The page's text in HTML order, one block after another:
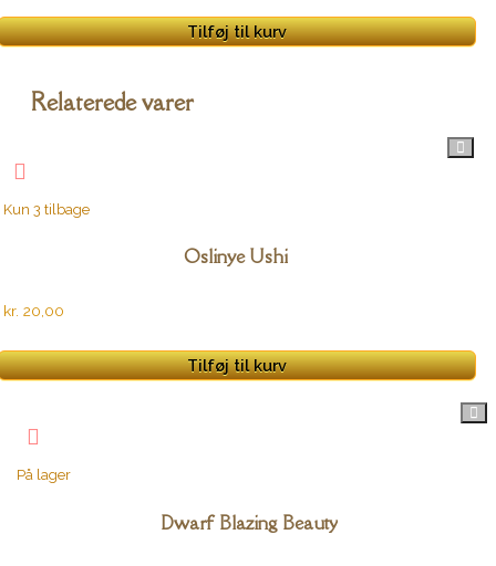
Tilføj til kurv
Relaterede varer
Kun 3 tilbage
Oslinye Ushi
kr. 20,00
Tilføj til kurv
På lager
Dwarf Blazing Beauty